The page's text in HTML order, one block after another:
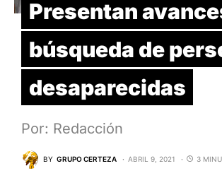
Presentan
búsqueda de
desaparecidas
Por: Redacción
BY GRUPO CERTEZA ABRIL 9, 2021 3